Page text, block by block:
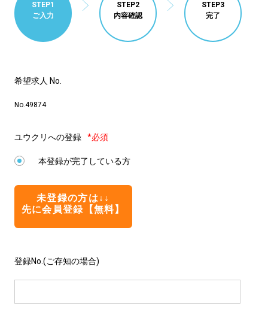
STEP1
ご入力
STEP2
内容確認
STEP3
完了
希望求人 No.
No.49874
ユウクリへの登録 *必須
本登録が完了している方
未登録の方は↓↓
先に会員登録【無料】
登録No.(ご存知の場合)